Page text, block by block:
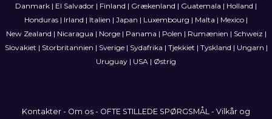
Danmark | El Salvador | Finland | Grækenland | Guatemala | Holland |
Honduras | Irland | Italien | Japan | Luxembourg | Malta | Mexico |
New Zealand | Nicaragua | Norge| Panama | Polen | Rumænien | Schweiz |
Slovakiet | Storbritannien | Sverige| Sydafrika | Tjekkiet | Tyskland | Ungarn |
Uruguay | USA | Østrig
Kontakter - Om os - OFTE STILLEDE SPØRGSMÅL - Vilkår og